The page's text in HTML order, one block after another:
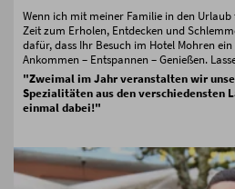
Wenn ich mit meiner Familie in den
Zeit zum Erholen, Entdecken und
dafür, dass Ihr Besuch im Hotel Mohren ein
Ankommen – Entspannen – Genießen.
"Zweimal im Jahr veranstalten wir
Spezialitäten aus den verschiedensten
einmal dabei!"